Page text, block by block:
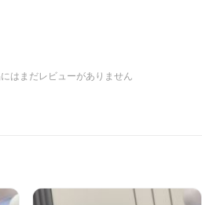
はまだレビューがありません